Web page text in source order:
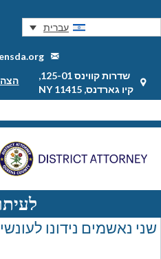
עברית
שדרות קווינס 125-01,
קיו גארדנס, NY 11415
שני נאשמים נידונו